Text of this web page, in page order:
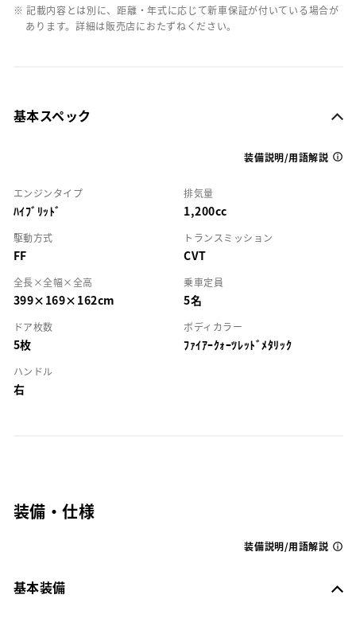
※ 記載内容とは別に、距離・年式に応じて新車保証が付いている場合が
あります。詳細は販売店におたずねください。
基本スペック
装備説明/用語解説
エンジンタイプ
ﾊｲﾌﾞﾘｯﾄﾞ
排気量
1,200cc
駆動方式
FF
トランスミッション
CVT
全長×全幅×全高
399×169×162cm
乗車定員
5名
ドア枚数
5枚
ボディカラー
ﾌｧｲｱｰｸｫｰﾂﾚｯﾄﾞﾒﾀﾘｯｸ
ハンドル
右
装備・仕様
装備説明/用語解説
基本装備